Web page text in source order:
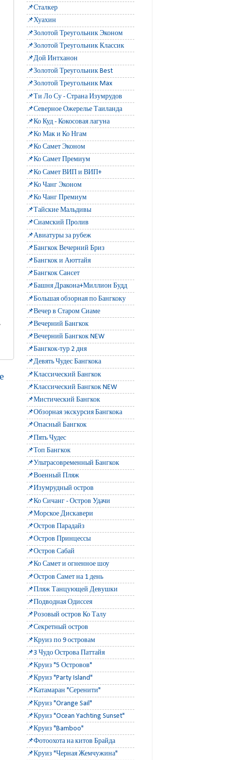
📌Сталкер
📌Хуахин
📌Золотой Треугольник Эконом
📌Золотой Треугольник Классик
📌Дой Интханон
📌Золотой Треугольник Best
📌Золотой Треугольник Max
📌Ти Ло Су - Страна Изумрудов
📌Северное Ожерелье Таиланда
📌Ко Куд - Кокосовая лагуна
📌Ко Мак и Ко Нгам
📌Ко Самет Эконом
📌Ко Самет Премиум
📌Ко Самет ВИП и ВИП+
📌Ко Чанг Эконом
📌Ко Чанг Премиум
📌Тайские Мальдивы
📌Сиамский Пролив
📌Авиатуры за рубеж
📌Бангкок Вечерний Бриз
📌Бангкок и Аюттайя
📌Бангкок Сансет
📌Башня Дракона+Миллион Будд
📌Большая обзорная по Бангкоку
📌Вечер в Старом Сиаме
📌Вечерний Бангкок
📌Вечерний Бангкок NEW
📌Бангкок-тур 2 дня
📌Девять Чудес Бангкока
📌Классический Бангкок
📌Классический Бангкок NEW
📌Мистический Бангкок
📌Обзорная экскурсия Бангкока
📌Опасный Бангкок
📌Пять Чудес
📌Топ Бангкок
📌Ультрасовременный Бангкок
📌Военный Пляж
📌Изумрудный остров
📌Ко Сичанг - Остров Удачи
📌Морское Дискавери
📌Остров Парадайз
📌Остров Принцессы
📌Остров Сабай
📌Ко Самет и огненное шоу
📌Остров Самет на 1 день
📌Пляж Танцующей Девушки
📌Подводная Одиссея
📌Розовый остров Ко Талу
📌Секретный остров
📌Круиз по 9 островам
📌3 Чудо Острова Паттайя
📌Круиз "5 Островов"
📌Круиз "Party Island"
📌Катамаран "Серенити"
📌Круиз "Orange Sail"
📌Круиз "Ocean Yachting Sunset"
📌Круиз "Bamboo"
📌Фотоохота на китов Брайда
📌Круиз "Черная Жемчужина"